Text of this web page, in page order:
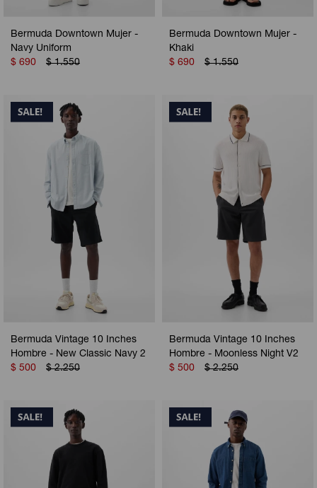
Bermuda Downtown Mujer -
Navy Uniform
$ 690 $ 1.550
Bermuda Downtown Mujer -
Khaki
$ 690 $ 1.550
Bermuda Vintage 10 Inches
Hombre - New Classic Navy 2
$ 500 $ 2.250
Bermuda Vintage 10 Inches
Hombre - Moonless Night V2
$ 500 $ 2.250